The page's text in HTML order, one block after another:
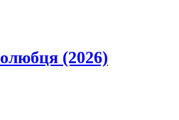
(2026)